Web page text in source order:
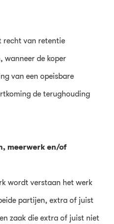
recht van retentie
wanneer de koper
van een opeisbare
de terughouding
meerwerk en/of
wordt verstaan het werk
partijen, extra of juist
zaak die extra of juist niet